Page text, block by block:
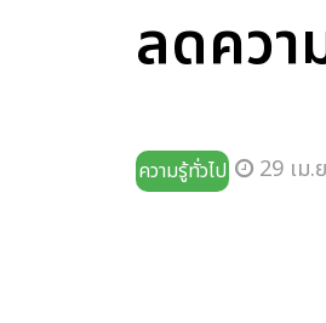
ลดควา
ความรู้ทั่วไป 29 เม.